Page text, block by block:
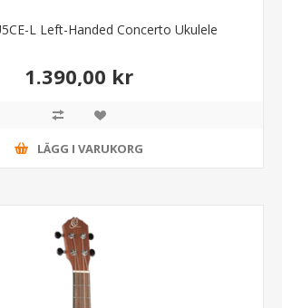
L Left-Handed Concerto Ukulele
1.390,00 kr
LÄGG I VARUKORG